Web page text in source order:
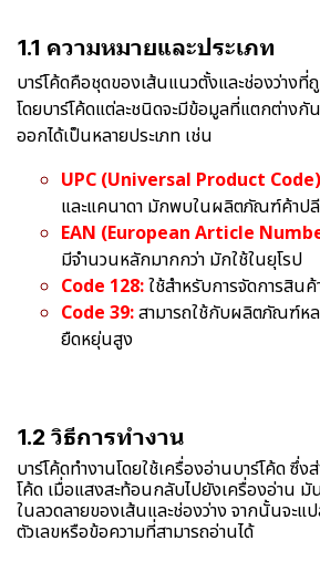
1.1 ความหมายและประเภท
บาร์โค้ดคือชุดของเส้นแนวตั้งและช่องว่า
โดยบาร์โค้ดแต่ละชนิดจะมีข้อมูลที่แตกต่างกั
ออกได้เป็นหลายประเภท เช่น
UPC (Universal Product
และแคนาดา มักพบในผลิตภัณฑ์ค้าป
EAN (European Article
มีจำนวนหลักมากกว่า มักใช้ในยุโรป
Code 128:ใช้สำหรับการจัดการสิน
Code 39:สามารถใช้กับผลิตภัณฑ์หล
ยืดหยุ่นสูง
1.2 วิธีการทำงาน
บาร์โค้ดทำงานโดยใช้เครื่องอ่านบาร์โค้ด ซึ่ง
โค้ด เมื่อแสงสะท้อนกลับไปยังเครื่องอ่าน
ในลวดลายของเส้นและช่องว่าง จากนั้นจะแ
ตัวเลขหรือข้อความที่สามารถอ่านได้